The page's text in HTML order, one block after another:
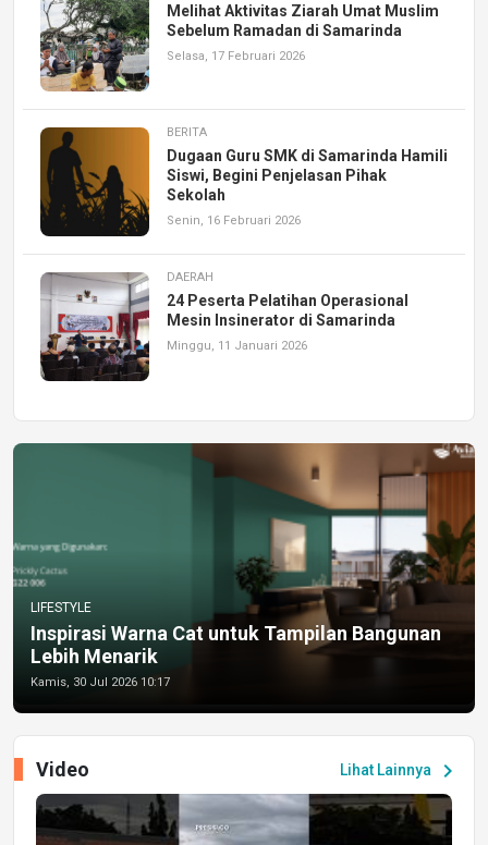
Melihat Aktivitas Ziarah Umat Muslim
Sebelum Ramadan di Samarinda
Selasa, 17 Februari 2026
BERITA
Dugaan Guru SMK di Samarinda Hamili
Siswi, Begini Penjelasan Pihak
Sekolah
Senin, 16 Februari 2026
DAERAH
24 Peserta Pelatihan Operasional
Mesin Insinerator di Samarinda
Minggu, 11 Januari 2026
LIFESTYLE
Inspirasi Warna Cat untuk Tampilan Bangunan
Lebih Menarik
Kamis, 30 Jul 2026 10:17
Lihat Lainnya chevron_right
Video